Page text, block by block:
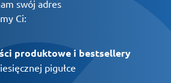
swój adres
Ci:
produktowe i bestsellery
pigułce